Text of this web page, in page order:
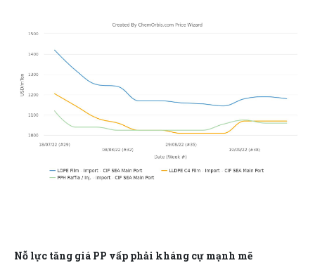
Nỗ lực tăng giá PP vấp phải kháng cự mạnh mẽ